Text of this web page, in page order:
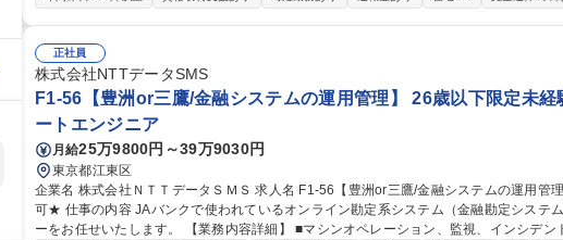
正社員
株式会社NTTデータSMS
F1-56【豊洲or三鷹/金融システムの運用管理】 26歳以下限定未経
ートエンジニア
月給25万9800円～39万9030円
東京都江東区
企業名 株式会社ＮＴＴデータＳＭＳ 求人名 F1-56【豊洲or三鷹/金融システムの運用管理】★26歳以下限定未経験
可★ 仕事の内容 JAバンクで使われているオンライン勘定系システム（金融勘定システム）の運用管理オペレータ
ーをお任せいたします。 【業務内容詳細】 ■マシンオペレーション、監視、インシデント対応 ■システム開発に伴